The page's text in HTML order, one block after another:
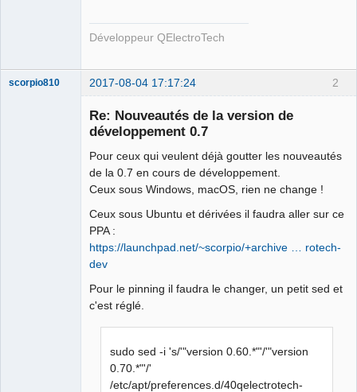
Développeur QElectroTech
2
scorpio810 2017-08-04 17:17:24
Re: Nouveautés de la version de
développement 0.7
Pour ceux qui veulent déjà goutter les nouveautés
de la 0.7 en cours de développement.
Ceux sous Windows, macOS, rien ne change !
Ceux sous Ubuntu et dérivées il faudra aller sur ce
PPA :
https://launchpad.net/~scorpio/+archive … rotech-
dev
Pour le pinning il faudra le changer, un petit sed et
c'est réglé.
sudo sed -i 's/'"version 0.60.*"'/'"version
0.70.*"'/'
/etc/apt/preferences.d/40qelectrotech-